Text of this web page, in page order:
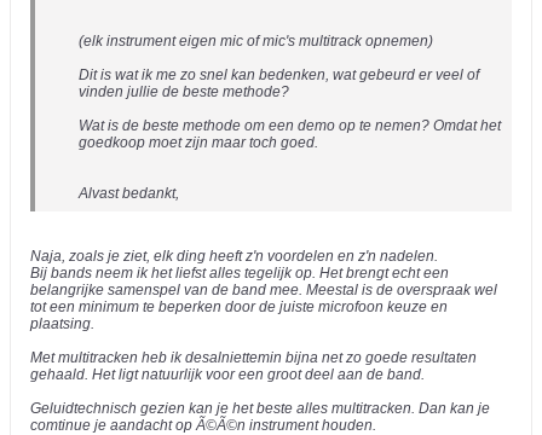
(elk instrument eigen mic of mic's multitrack opnemen)
Dit is wat ik me zo snel kan bedenken, wat gebeurd er veel of
vinden jullie de beste methode?
Wat is de beste methode om een demo op te nemen? Omdat het
goedkoop moet zijn maar toch goed.
Alvast bedankt,
Naja, zoals je ziet, elk ding heeft z'n voordelen en z'n nadelen.
Bij bands neem ik het liefst alles tegelijk op. Het brengt echt een
belangrijke samenspel van de band mee. Meestal is de overspraak wel
tot een minimum te beperken door de juiste microfoon keuze en
plaatsing.
Met multitracken heb ik desalniettemin bijna net zo goede resultaten
gehaald. Het ligt natuurlijk voor een groot deel aan de band.
Geluidtechnisch gezien kan je het beste alles multitracken. Dan kan je
comtinue je aandacht op Ã©Ã©n instrument houden.